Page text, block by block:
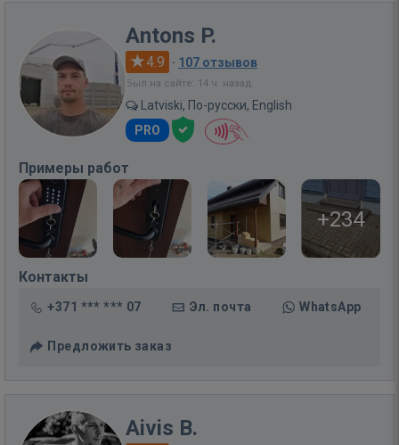
Antons P.
4.9 · 107 отзывов
Был на сайте: 14 ч. назад
Latviski, По-русски, English
PRO
Примеры работ
+234
Контакты
+371 *** *** 07 Эл. почта WhatsApp
Предложить заказ
Aivis B.